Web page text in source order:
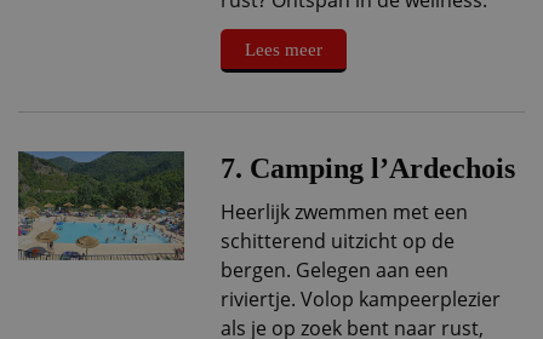
Lees meer
7. Camping l’Ardechois
Heerlijk zwemmen met een
schitterend uitzicht op de
bergen. Gelegen aan een
riviertje. Volop kampeerplezier
als je op zoek bent naar rust,